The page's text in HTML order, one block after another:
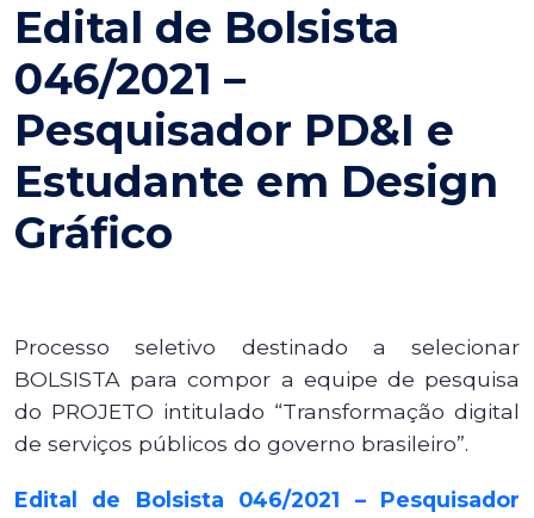
Edital de Bolsista
046/2021 –
Pesquisador PD&I e
Estudante em Design
Gráfico
Processo seletivo destinado a selecionar
BOLSISTA para compor a equipe de pesquisa
do PROJETO intitulado “Transformação digital
de serviços públicos do governo brasileiro”.
Edital de Bolsista 046/2021 – Pesquisador